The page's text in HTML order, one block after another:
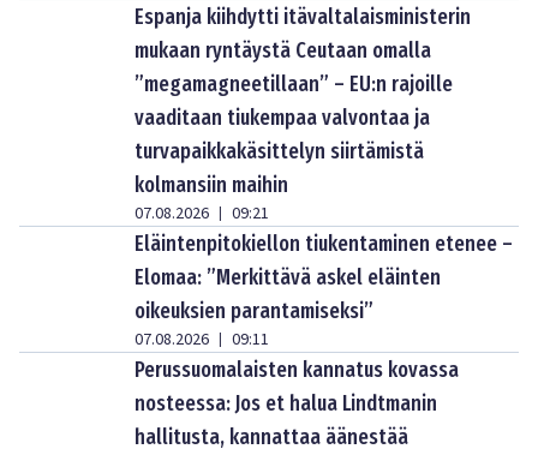
Espanja kiihdytti itävaltalaisministerin
mukaan ryntäystä Ceutaan omalla
”megamagneetillaan” – EU:n rajoille
vaaditaan tiukempaa valvontaa ja
turvapaikkakäsittelyn siirtämistä
kolmansiin maihin
07.08.2026 | 09:21
Eläintenpitokiellon tiukentaminen etenee –
Elomaa: ”Merkittävä askel eläinten
oikeuksien parantamiseksi”
07.08.2026 | 09:11
Perussuomalaisten kannatus kovassa
nosteessa: Jos et halua Lindtmanin
hallitusta, kannattaa äänestää